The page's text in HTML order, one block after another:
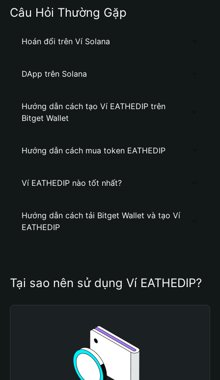
Câu Hỏi Thường Gặp
Hoán đổi trên Ví Solana
DApp trên Solana
Hướng dẫn cách tạo Ví EATHEDIP trên
Bitget Wallet
Hướng dẫn cách mua token EATHEDIP
Ví EATHEDIP nào tốt nhất?
Hướng dẫn cách tải Bitget Wallet và tạo Ví
EATHEDIP
Tại sao nên sử dụng Ví EATHEDIP?